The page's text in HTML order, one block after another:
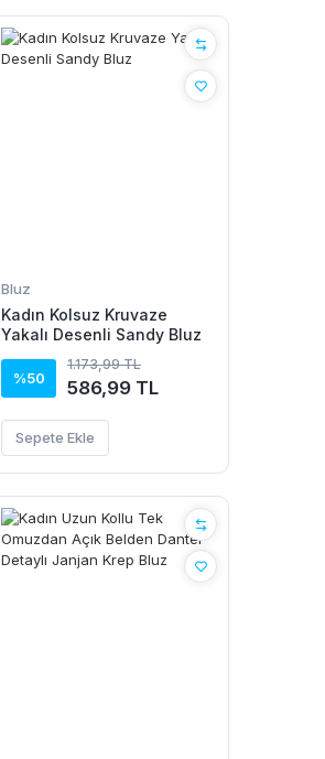
Bluz
Kadın Kolsuz Kruvaze
Yakalı Desenli Sandy Bluz
%50
1.173,99 TL
586,99 TL
Sepete Ekle